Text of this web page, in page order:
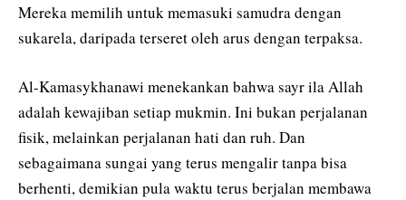
Mereka memilih untuk memasuki samudra dengan
sukarela, daripada terseret oleh arus dengan terpaksa.
Al-Kamasykhanawi menekankan bahwa sayr ila Allah
adalah kewajiban setiap mukmin. Ini bukan perjalanan
fisik, melainkan perjalanan hati dan ruh. Dan
sebagaimana sungai yang terus mengalir tanpa bisa
berhenti, demikian pula waktu terus berjalan membawa